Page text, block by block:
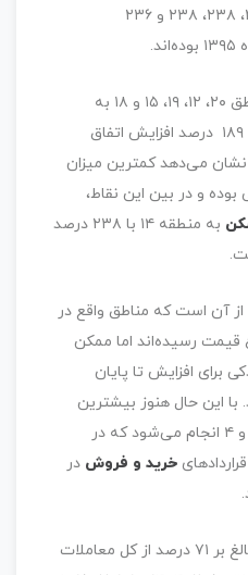
۲، ۵، ۲۲، ۱۴ و ۲۱ با ۲۵۵، ۲۴۸، ۲۳۸، ۲۳۸ و ۲۳۶
کمترین میزان رشد نیز در مناطق ۲۰، ۱۲، ۱۹، ۱۵ و ۱۸ به
ترتیب با ۱۶۸، ۱۷۹، ۱۸۴، ۱۸۵ و ۱۸۹ درصد افزایش اتفاق
نشان می‌دهد کمترین میزان
و در بین این نقاط،
به منطقه ۱۴ با ۲۳۸ درصد
آن است که مناطق واقع در
قیمت رسیده‌اند اما ممکن
برای افزایش تا پایان
باشند. با این حال هنوز بیشترین
تعداد معاملات در مناطق ۵، ۲ و ۴ انجام می‌شود که در
خرید و فروش در
از سوی دیگر در تیرماه ۱۳۹۸ بالغ بر ۷۱ درصد از کل معاملات